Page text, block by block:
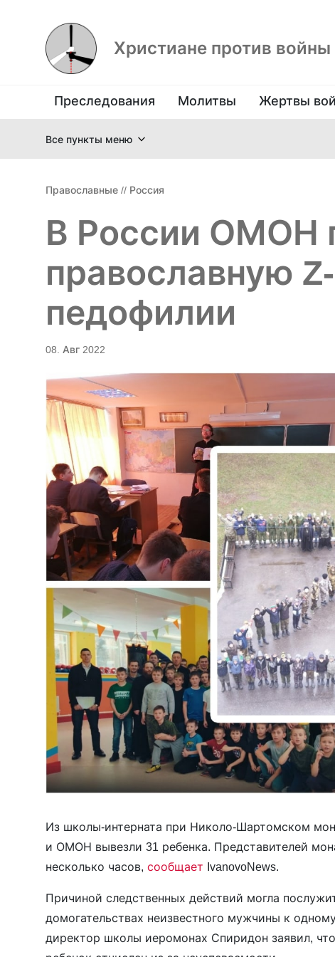
Христиане против войны
Преследования Молитвы Жертвы
Все пункты меню
Православные // Россия
В России ОМОН
православную
педофилии
08. Авг 2022
Из школы-интерната при Николо-Шартомском
и ОМОН вывезли 31 ребенка. Представителей
несколько часов, сообщает IvanovoNews.
Причиной следственных действий могла
домогательствах неизвестного мужчины к
директор школы иеромонах Спиридон заявил,